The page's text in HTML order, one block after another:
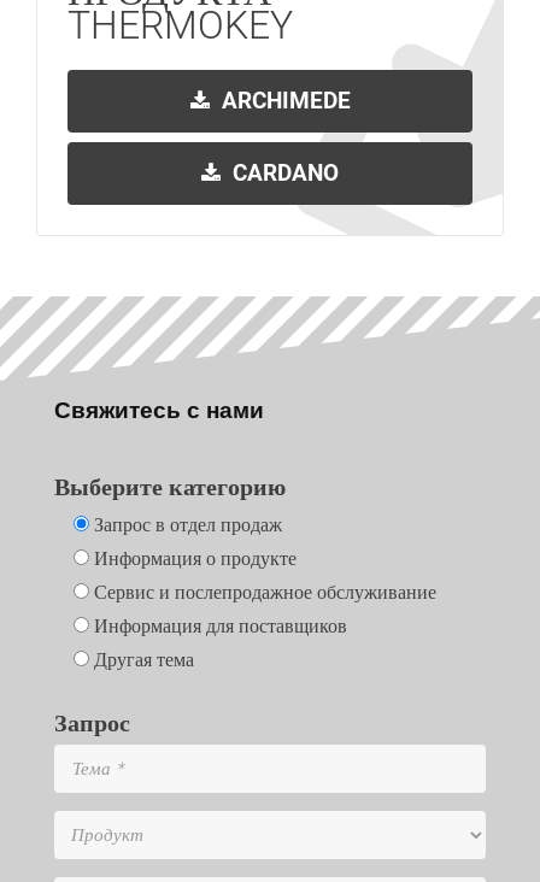
THERMOKEY
ARCHIMEDE
CARDANO
Свяжитесь с нами
Выберите категорию
Запрос в отдел продаж
Информация о продукте
Сервис и послепродажное обслуживание
Информация для поставщиков
Другая тема
Запрос